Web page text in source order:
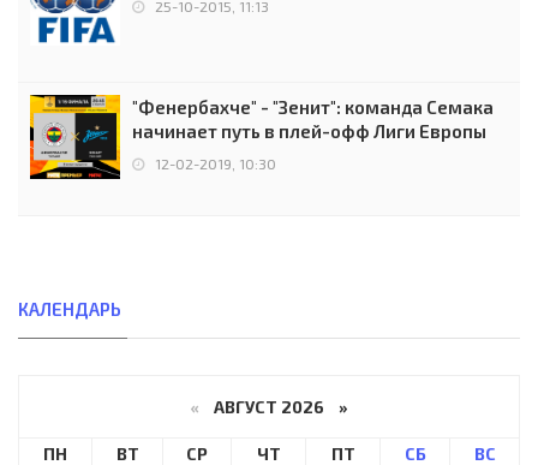
25-10-2015, 11:13
"Фенербахче" - "Зенит": команда Семака
начинает путь в плей-офф Лиги Европы
12-02-2019, 10:30
КАЛЕНДАРЬ
« АВГУСТ 2026 »
ПН ВТ СР ЧТ ПТ СБ
ВС